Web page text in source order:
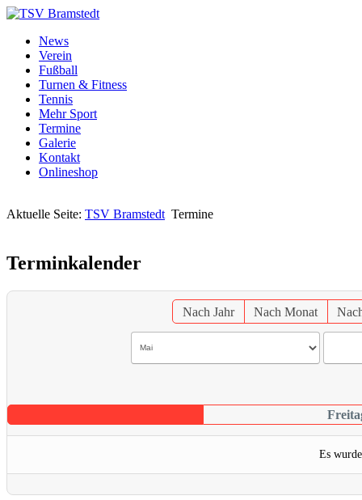
News
Verein
Fußball
Turnen & Fitness
Tennis
Mehr Sport
Termine
Galerie
Kontakt
Onlineshop
Aktuelle Seite: TSV Bramstedt Termine
Terminkalender
Nach Jahr Nach Monat
Es